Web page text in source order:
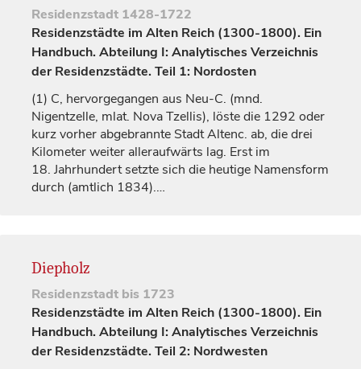
Residenzstadt 1428-1722
Residenzstädte im Alten Reich (1300-1800). Ein
Handbuch. Abteilung I: Analytisches Verzeichnis
der Residenzstädte. Teil 1: Nordosten
(1) C, hervorgegangen aus Neu-C. (mnd.
Nigentzelle, mlat. Nova Tzellis), löste die 1292 oder
kurz vorher abgebrannte Stadt Altenc. ab, die drei
Kilometer weiter alleraufwärts lag. Erst im
18. Jahrhundertsetzte sich die heutige Namensform
durch (amtlich 1834).…
Diepholz
Residenzstadt bis 1723
Residenzstädte im Alten Reich (1300-1800). Ein
Handbuch. Abteilung I: Analytisches Verzeichnis
der Residenzstädte. Teil 2: Nordwesten